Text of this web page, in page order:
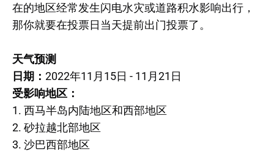
在的地区经常发生闪电水灾或道路积水影响出行，
那你就要在投票日当天提前出门投票了。
天气预测
日期： 2022年11月15日 - 11月21日
受影响地区：
1. 西马半岛内陆地区和西部地区
2. 砂拉越北部地区
3. 沙巴西部地区